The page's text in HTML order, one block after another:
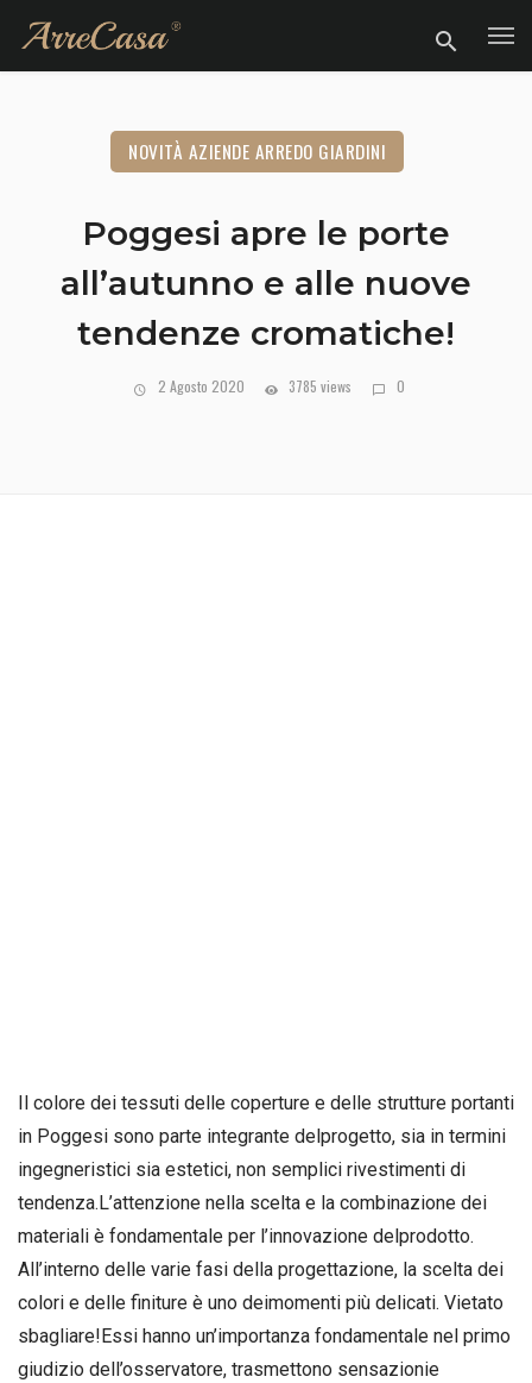
NOVITÀ AZIENDE ARREDO GIARDINI
Poggesi apre le porte
all’autunno e alle nuove
tendenze cromatiche!
2 Agosto 2020 3785 views 0
Il colore dei tessuti delle coperture e delle strutture portanti
in Poggesi sono parte integrante delprogetto, sia in termini
ingegneristici sia estetici, non semplici rivestimenti di
tendenza.L’attenzione nella scelta e la combinazione dei
materiali è fondamentale per l’innovazione delprodotto.
All’interno delle varie fasi della progettazione, la scelta dei
colori e delle finiture è uno deimomenti più delicati. Vietato
sbagliare!Essi hanno un’importanza fondamentale nel primo
giudizio dell’osservatore, trasmettono sensazionie